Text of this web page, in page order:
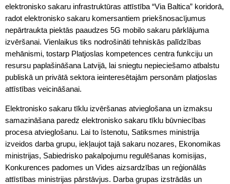
elektronisko sakaru infrastruktūras attīstība “Via Baltica” koridorā,
radot elektronisko sakaru komersantiem priekšnosacījumus
nepārtraukta piektās paaudzes 5G mobilo sakaru pārklājuma
izvēršanai. Vienlaikus tiks nodrošināti tehniskās palīdzības
mehānismi, tostarp Platjoslas kompetences centra funkciju un
resursu paplašināšana Latvijā, lai sniegtu nepieciešamo atbalstu
publiskā un privātā sektora ieinteresētajām personām platjoslas
attīstības veicināšanai.
Elektronisko sakaru tīklu izvēršanas atvieglošana un izmaksu
samazināšana paredz elektronisko sakaru tīklu būvniecības
procesa atvieglošanu. Lai to īstenotu, Satiksmes ministrija
izveidos darba grupu, iekļaujot tajā sakaru nozares, Ekonomikas
ministrijas, Sabiedrisko pakalpojumu regulēšanas komisijas,
Konkurences padomes un Vides aizsardzības un reģionālās
attīstības ministrijas pārstāvjus. Darba grupas izstrādās un